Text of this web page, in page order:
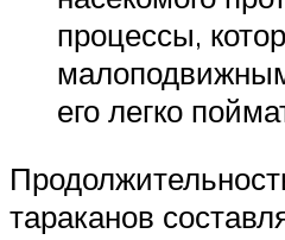
процессы,
его легко
тараканов